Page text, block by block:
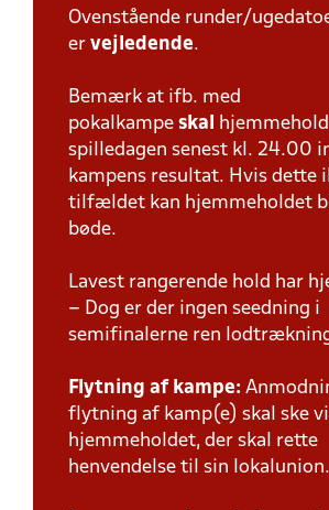
Ovenstående runder/
er vejledende.
Bemærk at ifb. med
pokalkampe skal
spilledagen senest kl. 24.00
kampens resultat. Hvis dette
tilfældet kan hjemmeholdet
bøde.
Lavest rangerende hold har
– Dog er der ingen seedning i
semifinalerne ren
Flytning af kampe:
flytning af kamp(e) skal ske
hjemmeholdet, der skal rette
henvendelse til sin lokalunion.